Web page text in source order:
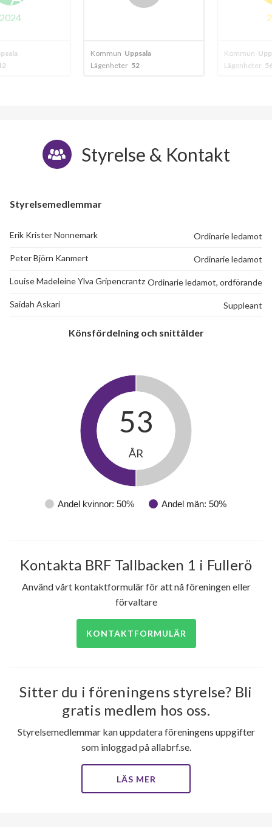
52
Kommun Uppsala
Lägenheter 52
Kommun
Lägenheter 56
Styrelse & Kontakt
Styrelsemedlemmar
Erik Krister Nonnemark Ordinarie ledamot
Peter Björn Kanmert Ordinarie ledamot
Louise Madeleine Ylva Gripencrantz Ordinarie ledamot, ordförande
Saidah Askari Suppleant
Könsfördelning och snittålder
Andel kvinnor: 50% Andel män: 50%
53
ÅR
Kontakta BRF Tallbacken 1 i Fullerö
Använd vårt kontaktformulär för att nå föreningen eller
förvaltare
KONTAKTFORMULÄR
Sitter du i föreningens styrelse? Bli
gratis medlem hos oss.
Styrelsemedlemmar kan uppdatera föreningens uppgifter
som inloggad på allabrf.se.
LÄS MER